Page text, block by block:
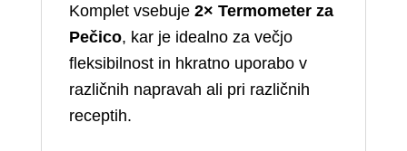
Komplet vsebuje 2× Termometer za
Pečico, kar je idealno za večjo
fleksibilnost in hkratno uporabo v
različnih napravah ali pri različnih
receptih.